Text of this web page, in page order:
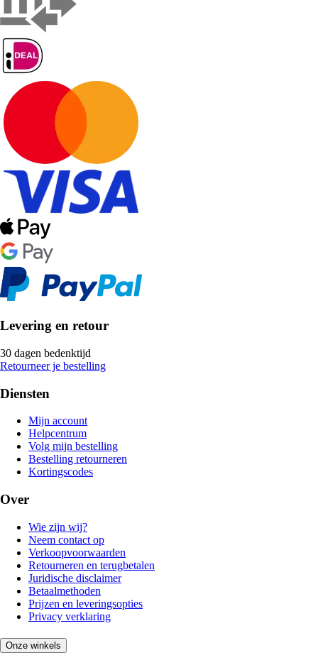
Levering en retour
30 dagen bedenktijd
Retourneer je bestelling
Diensten
Mijn account
Helpcentrum
Volg mijn bestelling
Bestelling retourneren
Kortingscodes
Over
Wie zijn wij?
Neem contact op
Verkoopvoorwaarden
Retourneren en terugbetalen
Juridische disclaimer
Betaalmethoden
Prijzen en leveringsopties
Privacy verklaring
Onze winkels